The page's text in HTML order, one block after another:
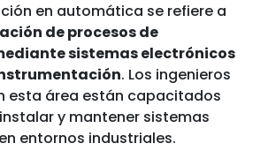
en automática se refiere a
de procesos de
sistemas electrónicos
. Los ingenieros
esta área están capacitados
y mantener sistemas
entornos industriales.